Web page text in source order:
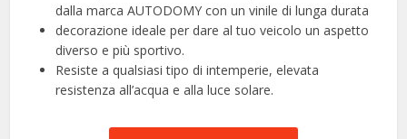
dalla marca AUTODOMY con un vinile di lunga durata
decorazione ideale per dare al tuo veicolo un aspetto
diverso e più sportivo.
Resiste a qualsiasi tipo di intemperie, elevata
resistenza all’acqua e alla luce solare.